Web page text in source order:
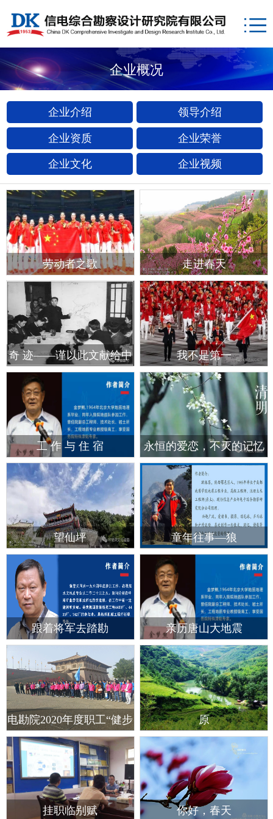
企业概况
企业介绍 领导介绍
企业资质 企业荣誉
企业文化 企业视频
劳动者之歌 走进春天
奇 迹——谨以此文献给中
华人民共和国成立七十二
我不是第一
工 作 与 住 宿 永恒的爱恋，不灭的记忆
望仙坪 童年往事—狼
跟着将军去踏勘 亲历唐山大地震
电勘院2020年度职工“健步
走、迷你马拉松” 活动
原
挂职临别赋 你好，春天